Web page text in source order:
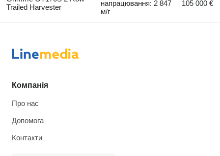
Trailed Harvester
напрацювання: 2 847
м/г
105 000 €
Компанія
Про нас
Допомога
Контакти